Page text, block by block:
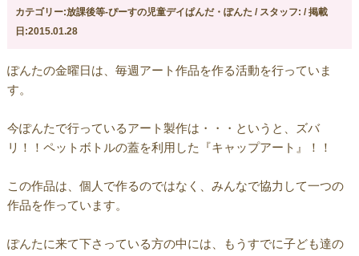
カテゴリー:放課後等-ぴーすの児童デイぱんだ・ぽんた / スタッフ: / 掲載
日:2015.01.28
ぽんたの金曜日は、毎週アート作品を作る活動を行っていま
す。
今ぽんたで行っているアート製作は・・・というと、ズバ
リ！！ペットボトルの蓋を利用した『キャップアート』！！
この作品は、個人で作るのではなく、みんなで協力して一つの
作品を作っています。
ぽんたに来て下さっている方の中には、もうすでに子ども達の